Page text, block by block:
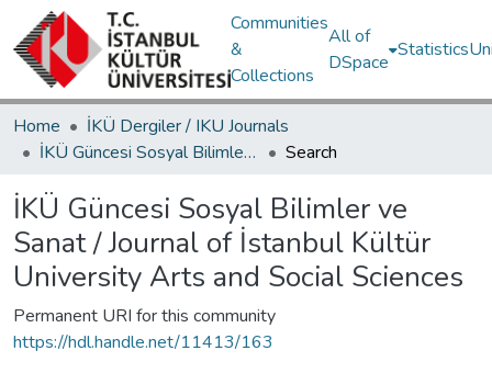
Communities
&
Collections
All of
DSpace
Statistics
Home
İKÜ Dergiler / IKU Journals
İKÜ Güncesi Sosyal Bilimler ve Sanat / Journal of İstanbul Kültür University Arts and Social Sciences
Search
İKÜ Güncesi Sosyal Bilimler ve
Sanat / Journal of İstanbul Kültür
University Arts and Social Sciences
Permanent URI for this community
https://hdl.handle.net/11413/163